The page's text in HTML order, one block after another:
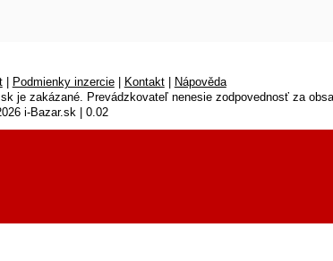
| Podmienky inzercie| Kontakt|
Nápověda
je zakázané. Prevádzkovateľ nenesie zodpovednosť za
i-Bazar.sk | 0.02